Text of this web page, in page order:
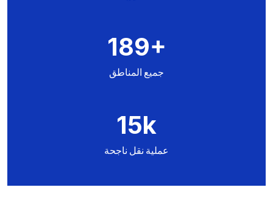
189+
جميع المناطق
15k
عملية نقل ناجحة